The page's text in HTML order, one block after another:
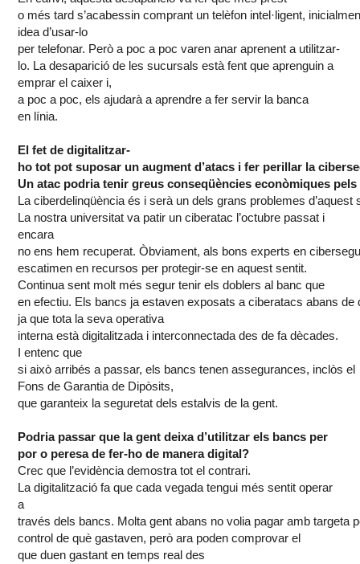
o més tard s’acabessin comprant untelèfon intel·ligent,
idead’usar-lo
pertelefonar. Però a poc a poc varenanar aprenent a utilitzar-
lo. Ladesaparició de lessucursals està fent queaprenguin a
emprar elcaixer i,
a poc a poc,els ajudarà aaprendre afer servir la banca
en línia.
Elfet dedigitalitzar-
ho tot pot suposar unaugment d’atacs ifer perillar la
Unatac podria tenir greus conseqüències econòmiques pels
Laciberdelinqüència és iserà undels grans problemes d’aquest
La nostra universitat va patir unciberatac l’octubre passat i
encara
noens hem recuperat.Òbviament,als bons experts en
escatimen en recursos per protegir-se enaquest sentit.
Continuasent molt més segurtenir els doblers al banc que
enefectiu. Els bancs jaestaven exposats aciberatacs abans de
ja que tota laseva operativa
internaestà digitalitzada i interconnectada des de fadècades.
Ientenc que
siaixò arribés a passar,els bancs tenen assegurances, inclòs el
Fons deGarantia de Dipòsits,
quegaranteix laseguretat dels estalvis de lagent.
Podria passar que lagent deixa d’utilitzar els bancs per
por o peresadefer-ho de manera digital?
Crec que l’evidència demostra tot elcontrari.
Ladigitalització fa que cada vegadatengui més sentit operar
a
travésdels bancs. Molta gent abans novolia pagaramb targeta
control dequè gastaven, però ara podencomprovar el
queduen gastant entemps real des